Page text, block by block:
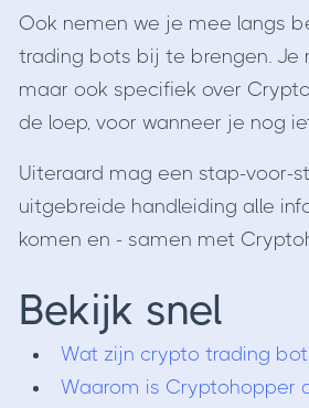
Ook nemen we je mee langs
trading bots bij te brengen. Je
maar ook specifiek over
de loep, voor wanneer je nog
Uiteraard mag een stap-voor-
uitgebreide handleiding alle
komen en - samen met
Bekijk snel
Wat zijn crypto trading
Waarom is Cryptohopper